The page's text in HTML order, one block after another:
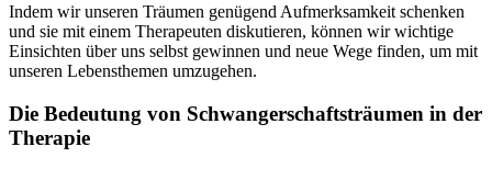
Indem wir unseren Träumen genügend Aufmerksamkeit schenken
und sie mit einem Therapeuten diskutieren, können wir wichtige
Einsichten über uns selbst gewinnen und neue Wege finden, um mit
unseren Lebensthemen umzugehen.
Die Bedeutung von Schwangerschaftsträumen in der
Therapie